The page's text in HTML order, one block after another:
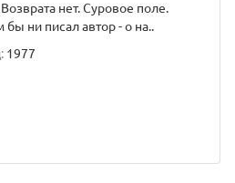
нет. Суровое поле.
ни писал автор - о на..
1977